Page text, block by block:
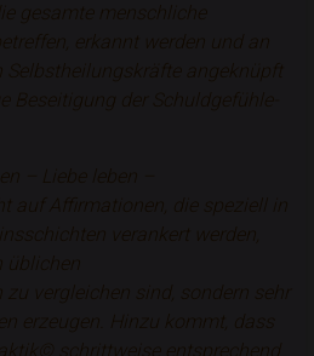
gesamte menschliche
erkannt werden und an
Selbstheilungskräfte angeknüpft
Beseitigung der Schuldgefühle-
– Liebe leben –
auf Affirmationen
, die speziell in
verankert werden,
üblichen
vergleichen sind, sondern sehr
erzeugen. Hinzu kommt, dass
schrittweise entsprechend